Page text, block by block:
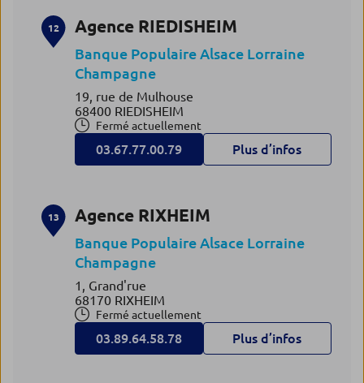
12 Agence RIEDISHEIM
Banque Populaire Alsace Lorraine
Champagne
19, rue de Mulhouse
68400 RIEDISHEIM
Fermé actuellement
03.67.77.00.79 Plus d’infos
13 Agence RIXHEIM
Banque Populaire Alsace Lorraine
Champagne
1, Grand'rue
68170 RIXHEIM
Fermé actuellement
03.89.64.58.78 Plus d’infos